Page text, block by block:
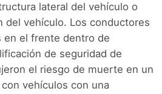
lateral del vehículo o
del vehículo. Los conductores
en el frente dentro de
de seguridad de
el riesgo de muerte en un
vehículos con una